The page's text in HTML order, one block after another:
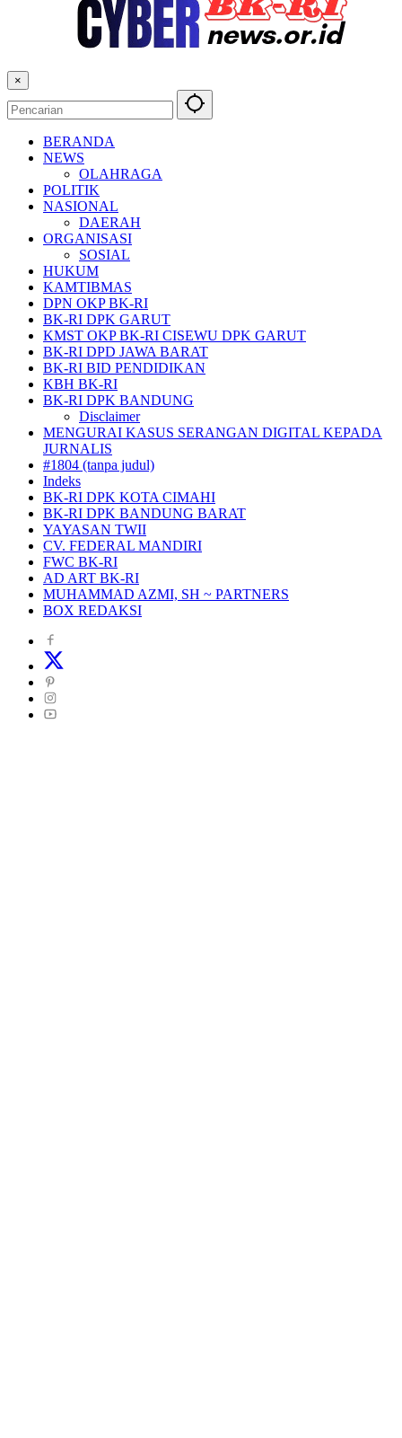
×
BERANDA
NEWS
OLAHRAGA
POLITIK
NASIONAL
DAERAH
ORGANISASI
SOSIAL
HUKUM
KAMTIBMAS
DPN OKP BK-RI
BK-RI DPK GARUT
KMST OKP BK-RI CISEWU DPK GARUT
BK-RI DPD JAWA BARAT
BK-RI BID PENDIDIKAN
KBH BK-RI
BK-RI DPK BANDUNG
Disclaimer
MENGURAI KASUS SERANGAN DIGITAL KEPADA
JURNALIS
#1804 (tanpa judul)
Indeks
BK-RI DPK KOTA CIMAHI
BK-RI DPK BANDUNG BARAT
YAYASAN TWII
CV. FEDERAL MANDIRI
FWC BK-RI
AD ART BK-RI
MUHAMMAD AZMI, SH ~ PARTNERS
BOX REDAKSI